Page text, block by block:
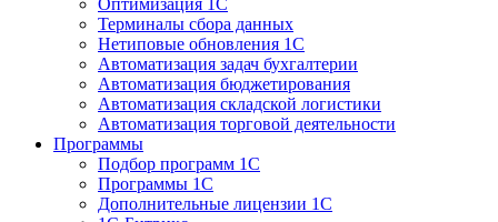
Оптимизация 1С
Терминалы сбора данных
Нетиповые обновления 1С
Автоматизация задач бухгалтерии
Автоматизация бюджетирования
Автоматизация складской логистики
Автоматизация торговой деятельности
Программы
Подбор программ 1С
Программы 1С
Дополнительные лицензии 1С